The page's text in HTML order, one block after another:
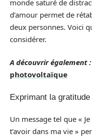
monde saturé de
d’amour permet de
deux personnes. Voici
considérer.
A découvrir également :
photovoltaïque
Exprimant la gratitude
Un message tel que «
t’avoir dans ma vie »